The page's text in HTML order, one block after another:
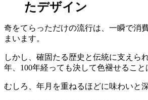
たデザイン
奇をてらっただけの流行は、一瞬で消
まいます。
しかし、確固たる歴史と伝統に支えら
年、100年経っても決して色褪せること
むしろ、年月を重ねるほどに味わいと